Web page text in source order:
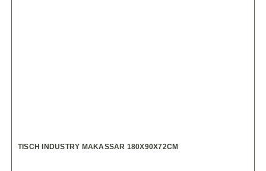
TISCH INDUSTRY MAKASSAR 180X90X72CM